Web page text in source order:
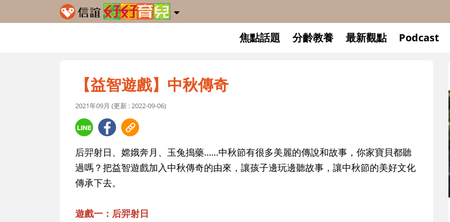
焦點話題 分齡教養 最新觀點 Podcast
【益智遊戲】中秋傳奇
2021年09月 (更新 : 2022-09-06)
后羿射日、嫦娥奔月、玉兔搗藥……中秋節有很多美麗的傳說和故事，你家寶貝都聽
過嗎？把益智遊戲加入中秋傳奇的由來，讓孩子邊玩邊聽故事，讓中秋節的美好文化
傳承下去。
遊戲一：后羿射日